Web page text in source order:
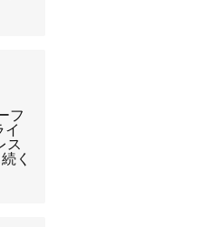
フ
イ
ス
く